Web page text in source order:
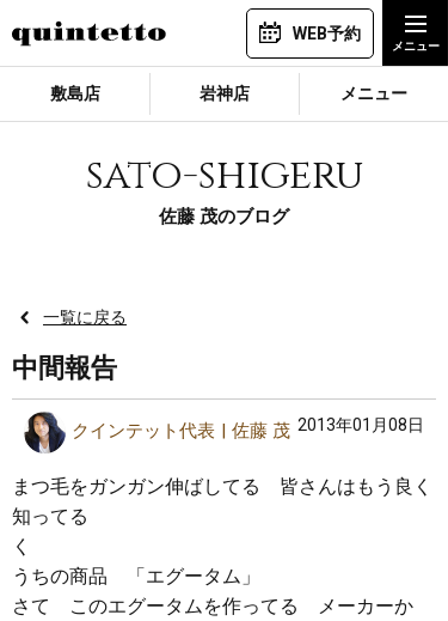
WEB予約
敷島店 岩神店 メニュー
sato-shigeru
佐藤 茂のブログ
一覧に戻る
中間報告
クインテット代表 佐藤 茂 2013年01月08日
まつ毛をガンガン伸ばしてる 皆さんはもう良く
知ってる
く
うちの商品 「エグータム」
さて このエグータムを作ってる メーカーか